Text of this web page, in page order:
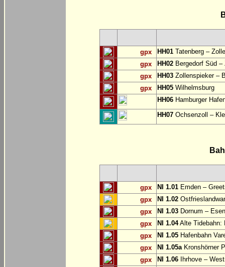
gpx HH01 Tatenberg –
gpx
HH02 Bergedorf Süd
gpx
HH03 Zollenspieker –
gpx
HH05 Wilhelmsburg
HH06 Hamburger
HH07 Ochsenzoll –
gpx NI 1.01 Emden –
gpx
NI 1.02
gpx
NI 1.03 Dornum –
gpx
NI 1.04Alte Tidebahn:
gpx
NI 1.05 Hafenbahn
gpx
NI 1.05aKronshörner
gpx
NI 1.06 Ihrhove –